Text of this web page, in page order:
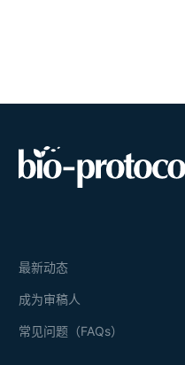
最新动态
成为审稿人
常见问题（FAQs）